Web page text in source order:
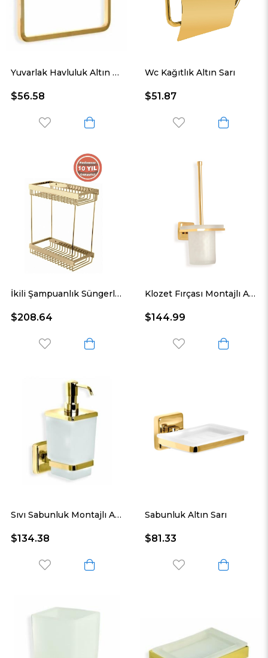
Yuvarlak Havluluk Altın Sarı
$56.58
Wc Kağıtlık Altın Sarı
$51.87
İkili Şampuanlık Süngerlik Altın Sarı
$208.64
Klozet Fırçası Montajlı Altın Sarı
$144.99
Sıvı Sabunluk Montajlı Altın Sarı
$134.38
Sabunluk Altın Sarı
$81.33